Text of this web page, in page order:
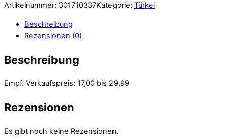
Artikelnummer: 301710337Kategorie: Türkei
Beschreibung
Rezensionen (0)
Beschreibung
Empf. Verkaufspreis: 17,00 bis 29,99
Rezensionen
Es gibt noch keine Rezensionen.